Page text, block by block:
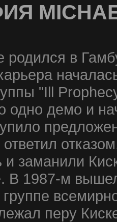
родился в
"Ill
одно демо и
и заманили
В 1987-м
перу